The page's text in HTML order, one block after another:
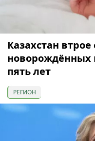
Казахстан
новорождённых
пять лет
РЕГИОН